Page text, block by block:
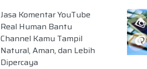
Jasa Komentar YouTube
Real Human Bantu
Channel Kamu Tampil
Natural, Aman, dan Lebih
Dipercaya